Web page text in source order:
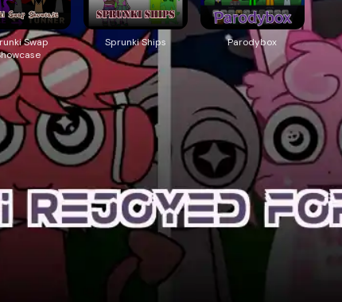
Swap
Sprunki Ships Parodybox